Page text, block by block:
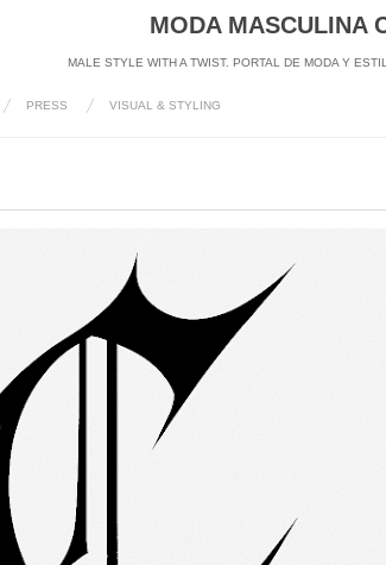
MODA MASCULINA
MALE STYLE WITH A TWIST. PORTAL DE MODA Y
PRESS VISUAL & STYLING